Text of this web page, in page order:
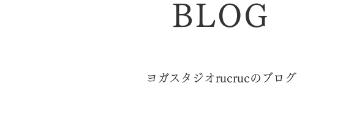
BLOG
ヨガスタジオrucrucのブログ